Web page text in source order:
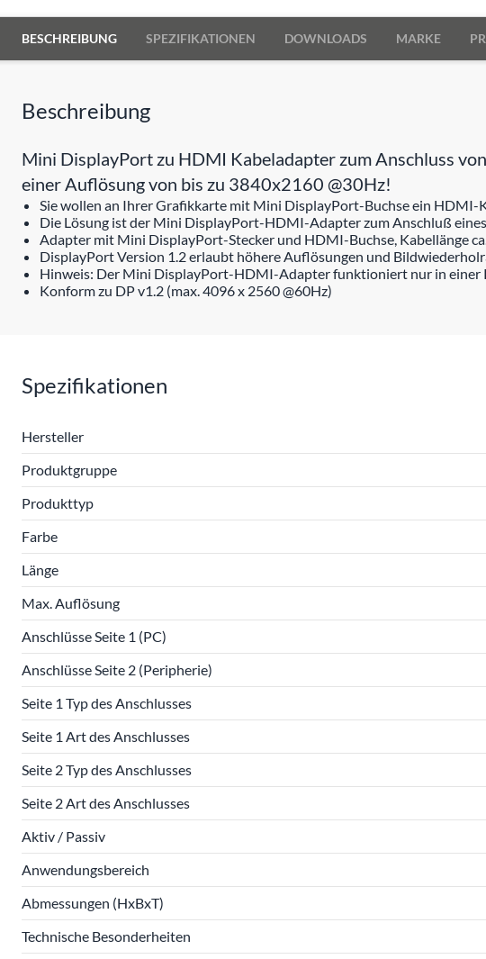
BESCHREIBUNG SPEZIFIKATIONEN DOWNLOADS MARKE
Beschreibung
Mini DisplayPort zu HDMI Kabeladapter zum Anschluss
einer Auflösung von bis zu 3840x2160 @30Hz!
Sie wollen an Ihrer Grafikkarte mit Mini DisplayPort-Buchse ein HDMI-
Die Lösung ist der Mini DisplayPort-HDMI-Adapter zum Anschluß
Adapter mit Mini DisplayPort-Stecker und HDMI-Buchse, Kabellänge
DisplayPort Version 1.2 erlaubt höhere Auflösungen und
Hinweis: Der Mini DisplayPort-HDMI-Adapter funktioniert nur in einer
Konform zu DP v1.2 (max. 4096 x 2560 @60Hz)
Spezifikationen
Hersteller
Produktgruppe
Produkttyp
Farbe
Länge
Max. Auflösung
Anschlüsse Seite 1 (PC)
Anschlüsse Seite 2 (Peripherie)
Seite 1 Typ des Anschlusses
Seite 1 Art des Anschlusses
Seite 2 Typ des Anschlusses
Seite 2 Art des Anschlusses
Aktiv / Passiv
Anwendungsbereich
Abmessungen (HxBxT)
Technische Besonderheiten